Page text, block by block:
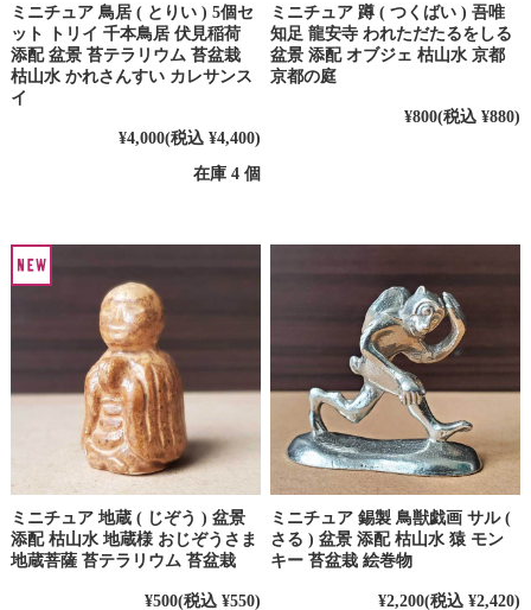
ミニチュア 鳥居 ( とりい ) 5個セ
ット トリイ 千本鳥居 伏見稲荷
添配 盆景 苔テラリウム 苔盆栽
枯山水 かれさんすい カレサンス
イ
¥4,000(税込 ¥4,400)
在庫 4 個
ミニチュア 蹲 ( つくばい ) 吾唯
知足 龍安寺 われただたるをしる
盆景 添配 オブジェ 枯山水 京都
京都の庭
¥800(税込 ¥880)
ミニチュア 地蔵 ( じぞう ) 盆景
添配 枯山水 地蔵様 おじぞうさま
地蔵菩薩 苔テラリウム 苔盆栽
¥500(税込 ¥550)
ミニチュア 錫製 鳥獣戯画 サル (
さる ) 盆景 添配 枯山水 猿 モン
キー 苔盆栽 絵巻物
¥2,200(税込 ¥2,420)